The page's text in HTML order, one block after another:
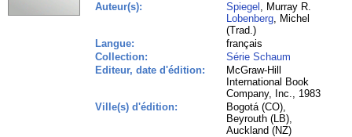
Auteur(s): Spiegel , Murray R.
Lobenberg, Michel
(Trad.)
Langue:
français
Collection:
Série Schaum
Editeur, date d'édition:
McGraw-Hill
International Book
Company, Inc., 1983
Ville(s) d'édition:
Bogotá (CO),
Beyrouth (LB),
Auckland (NZ)